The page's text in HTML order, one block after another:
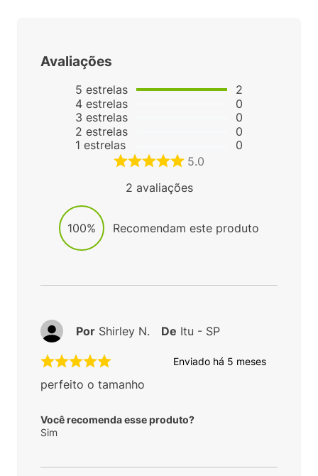
Avaliações
5 estrelas
4 estrelas
3 estrelas
2 estrelas
1 estrelas
2
0
0
0
0
5.0
2 avaliações
100% Recomendam este produto
Enviado há 5 meses
perfeito o tamanho
Você recomenda esse produto?
Sim
Por Shirley N. De Itu - SP